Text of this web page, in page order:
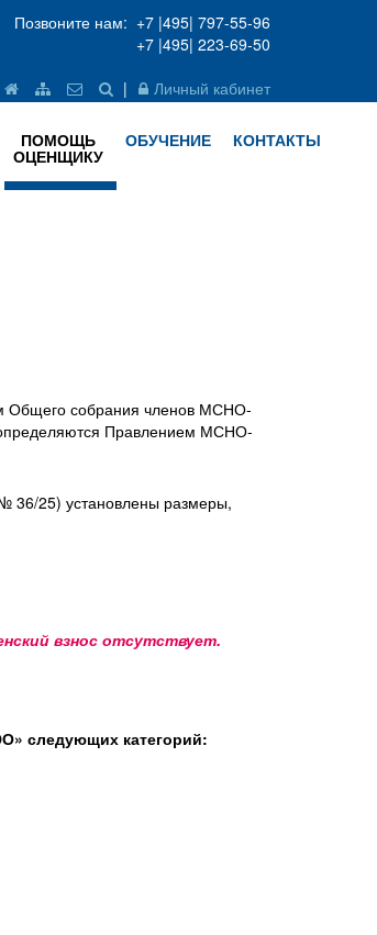
Позвоните нам: +7 |495| 797-55-96
+7 |495| 223-69-50
|
Личный кабинет
ПОМОЩЬ
ОЦЕНЩИКУ
ОБУЧЕНИЕ КОНТАКТЫ
Общего собрания членов МСНО-
Правлением МСНО-
36/25) установлены размеры,
взнос отсутствует.
следующих категорий: